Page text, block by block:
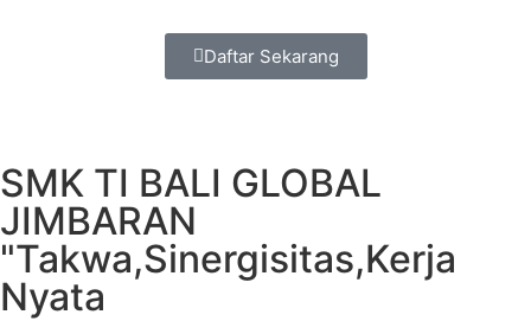
Daftar Sekarang
SMK TI BALI GLOBAL
JIMBARAN
"Takwa,Sinergisitas,Kerja
Nyata